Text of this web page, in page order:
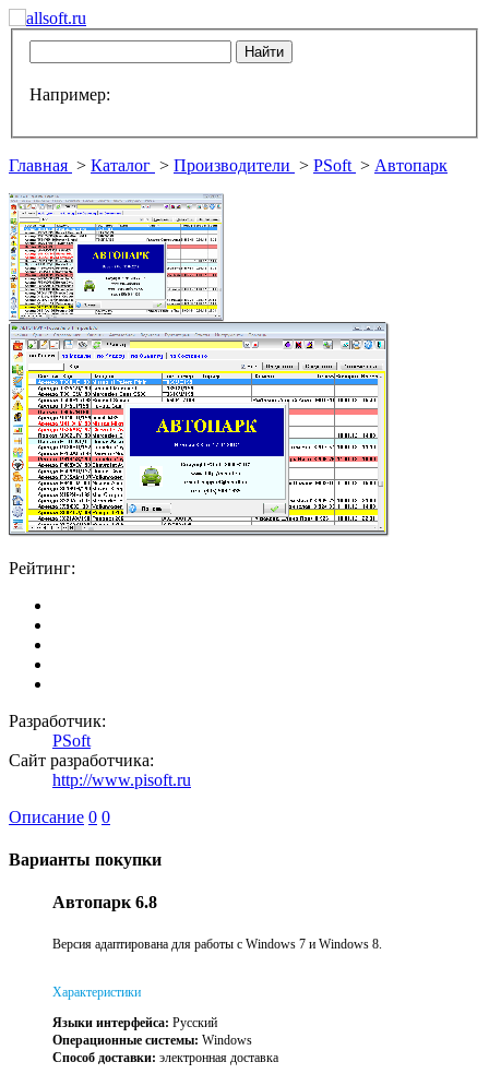
Например:
Главная > Каталог > Производители > PSoft > Автопарк
Рейтинг:
Разработчик:
PSoft
Сайт разработчика:
http://www.pisoft.ru
Описание 0 0
Варианты покупки
Автопарк 6.8
Версия адаптирована для работы с Windows 7 и Windows 8.
Характеристики
Языки интерфейса: Русский
Операционные системы: Windows
Способ доставки: электронная доставка